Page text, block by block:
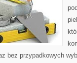
bez przypadkowych